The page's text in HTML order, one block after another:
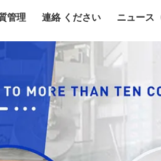
管理 連絡 ください ニュース